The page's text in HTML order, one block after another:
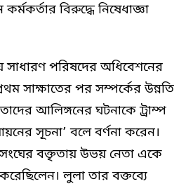
বিরুদ্ধে নিষেধাজ্ঞা
পরিষদের অধিবেশনের
সাক্ষাতের পর সম্পর্কের উন্নতি
আলিঙ্গনের ঘটনাকে ট্রাম্প
সূচনা’ বলে বর্ণনা করেন।
বক্তৃতায় উভয় নেতা একে
লুলা তার বক্তব্যে